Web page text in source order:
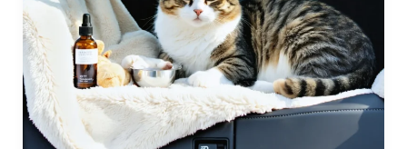
astuces
infaillibles
pour
enfin
y
arriver